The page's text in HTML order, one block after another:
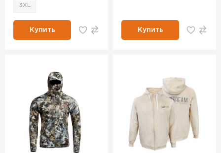
3XL
Купить Купить